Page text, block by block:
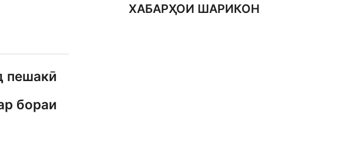
пешакӣ
бораи
ХАБАРҲОИ ШАРИКОН